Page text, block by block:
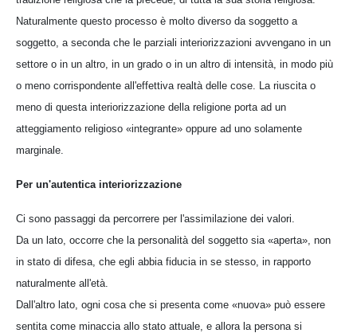
Naturalmente questo processo è molto diverso da soggetto a
soggetto, a seconda che le parziali interiorizzazioni avvengano in un
settore o in un altro, in un grado o in un altro di intensità, in modo più
o meno corrispondente all'effettiva realtà delle cose. La riuscita o
meno di questa interiorizzazione della religione porta ad un
atteggiamento religioso «integrante» oppure ad uno solamente
marginale.
Per un'autentica interiorizzazione
Ci sono passaggi da percorrere per l'assimilazione dei valori.
Da un lato, occorre che la personalità del soggetto sia «aperta», non
in stato di difesa, che egli abbia fiducia in se stesso, in rapporto
naturalmente all'età.
Dall'altro lato, ogni cosa che si presenta come «nuova» può essere
sentita come minaccia allo stato attuale, e allora la persona si